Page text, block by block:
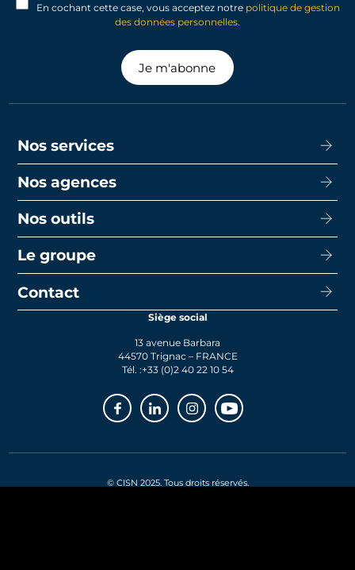
En cochant cette case, vous acceptez notre politique de gestion
des données personnelles.
Je m'abonne
Nos services
Acheter
Promotion
Transaction
Faire gérer
Nos agences
CISN Agence Immobilière Nantes Decré
CISN Agence Immobilière La Baule
Nos outils
Capacité d’emprunt
Le prêt bancaire
Le groupe
Le groupe
Contact
Siège social
13 avenue Barbara
44570 Trignac – FRANCE
Tél. :+33 (0)2 40 22 10 54
FacebookLinkedinInstagramYoutube
© CISN 2025. Tous droits réservés.